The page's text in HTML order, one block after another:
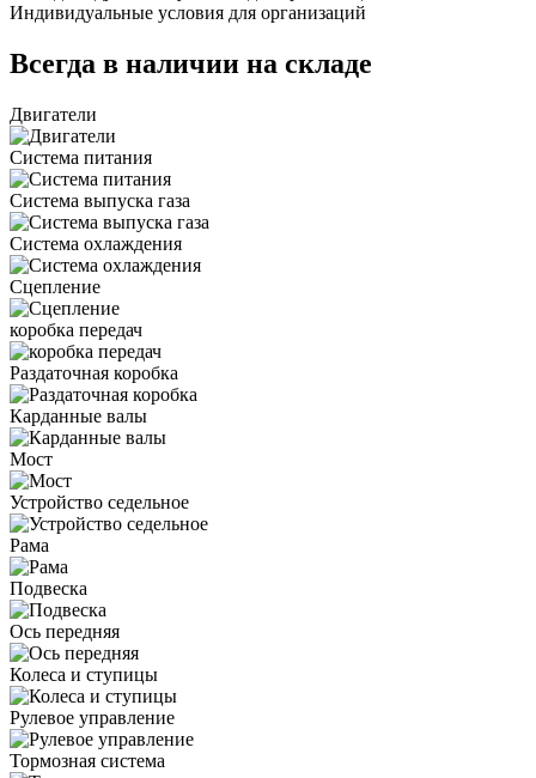
Индивидуальные условия для организаций
Всегда в наличии на складе
Двигатели
Система питания
Система выпуска газа
Система охлаждения
Сцепление
коробка передач
Раздаточная коробка
Карданные валы
Мост
Устройство седельное
Рама
Подвеска
Ось передняя
Колеса и ступицы
Рулевое управление
Тормозная система